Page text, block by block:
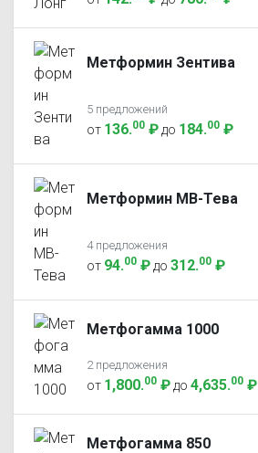
Метформин Зентива
5 предложений
от 136.00 ₽ до 184.00 ₽
Метформин МВ-Тева
4 предложения
от 94.00 ₽ до 312.00 ₽
Метфогамма 1000
2 предложения
от 1,800.00 ₽ до 4,635.00 ₽
Метфогамма 850